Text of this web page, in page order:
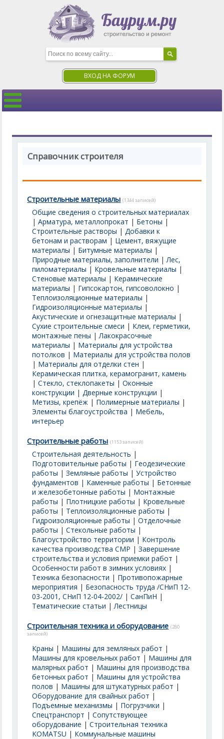
ВХОД НА ФОРУМ
Справочник строителя
Строительные материалы (1344 записей)
Общие сведения о строительных материалах
|Арматура, металлопрокат | Бетоны |
Строительные растворы |Добавки к
бетонам и растворам | Цемент, вяжущие
материалы | Битумные материалы |
Природные материалы, заполнители |Лес,
пиломатериалы | Кровельные материалы |
Стеновые материалы | Керамические
материалы | Гипсокартон, гипсоволокно |
Теплоизоляционные материалы |
Гидроизоляционные материалы |
Акустические и огнезащитные материалы |
Сухие строительные смеси | Клеи, герметики,
монтажные пены |Лакокрасочные
материалы | Материалы для устройства
потолков | Материалы для устройства полов
| Материалы для отделки стен |
Керамическая плитка, керамогранит, камень
|Стекло, стеклопакеты |Оконные
конструкции |Дверные конструкции |
Метизы, крепёж | Полимерные материалы |
Элементы благоустройства | Мебель,
интерьер
Строительные работы (1153 записей)
Строительная деятельность |
Подготовительные работы | Геодезические
работы |Земляные работы |Устройство
фундаментов | Каменные работы | Бетонные
и железобетонные работы | Монтажные
работы | Плотницкие работы | Кровельные
работы | Теплоизоляционные работы |
Гидроизоляционные работы |Отделочные
работы |Стекольные работы |
Благоустройство территории | Контроль
качества производства СМР |Завершение
строительства и условия приемки работ |
Особенности работ в зимних условиях |
Техника безопасности | Противопожарные
мероприятия | Безопасность труда /СНиП 12-
03-2001, СНиП 12-04-2002/ |СанПиН |
Тематические статьи |Лестницы
Строительная техника и оборудование (280
записей)
Краны | Машины для земляных работ |
Машины для кровельных работ | Машины для
малярных работ | Машины для производства
бетонных работ | Машины для устройства
полов | Машины для штукатурных работ |
Оборудование для свайных работ |
Подъемные механизмы | Погрузчики |
Спецтранспорт |Сопутствующее
оборудование |Строительная техника
KOMATSU | Коммунальные машины